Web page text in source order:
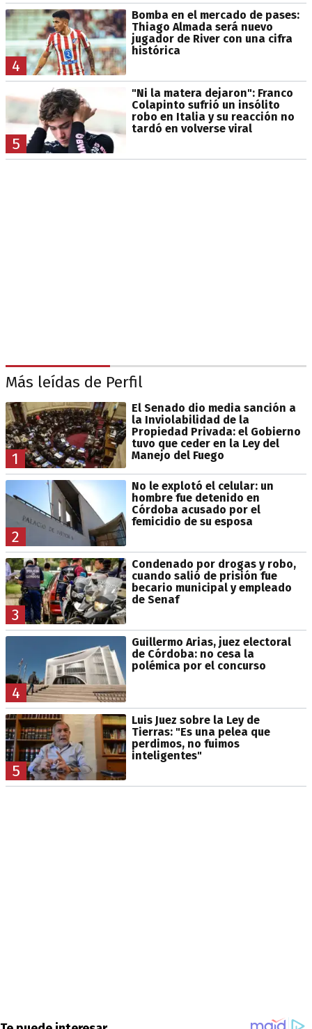
4
Bomba en el mercado de pases:
Thiago Almada será nuevo
jugador de River con una cifra
histórica
5
"Ni la matera dejaron": Franco
Colapinto sufrió un insólito
robo en Italia y su reacción no
tardó en volverse viral
Más leídas de Perfil
1
El Senado dio media sanción a
la Inviolabilidad de la
Propiedad Privada: el Gobierno
tuvo que ceder en la Ley del
Manejo del Fuego
2
No le explotó el celular: un
hombre fue detenido en
Córdoba acusado por el
femicidio de su esposa
3
Condenado por drogas y robo,
cuando salió de prisión fue
becario municipal y empleado
de Senaf
4
Guillermo Arias, juez electoral
de Córdoba: no cesa la
polémica por el concurso
5
Luis Juez sobre la Ley de
Tierras: "Es una pelea que
perdimos, no fuimos
inteligentes"